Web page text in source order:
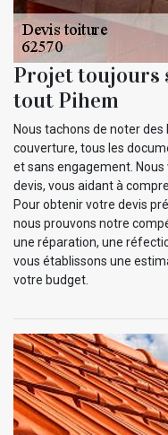
Projet toujours
tout Pihem
Nous tachons de noter
couverture, tous les
et sans engagement.
devis, vous aidant à
Pour obtenir votre devis
nous prouvons notre
une réparation, une
vous établissons une
votre budget.